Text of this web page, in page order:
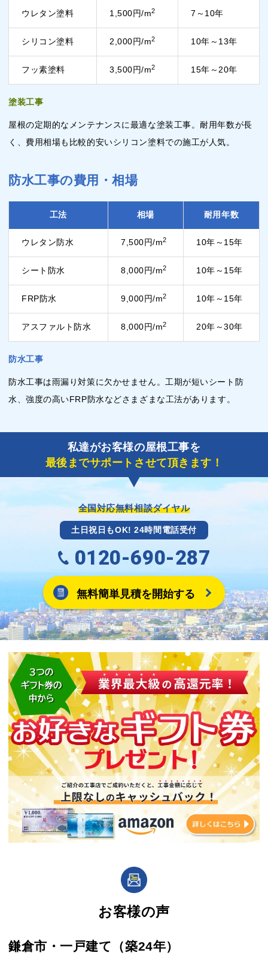
ウレタン塗料 1,500円/m2 7～10年
シリコン塗料 2,000円/m2 10年～13年
フッ素塗料 3,500円/m2 15年～20年
塗装工事
屋根の定期的なメンテナンスに最適な塗装工事。耐用年数が長
く、費用相場も比較的安いシリコン塗料での施工が人気。
防水工事の費用・相場
工法 相場 耐用年数
ウレタン防水 7,500円/m2 10年～15年
シート防水 8,000円/m2 10年～15年
FRP防水 9,000円/m2 10年～15年
アスファルト防水 8,000円/m2 20年～30年
防水工事
防水工事は雨漏り対策に欠かせません。工期が短いシート防
水、強度の高いFRP防水などさまざまな工法があります。
私達がお客様の屋根工事を
最後までサポートさせて頂きます！
全国対応無料相談ダイヤル
土日祝日もOK! 24時間電話受付
0120-690-287
無料簡単見積を開始する
お客様の声
鎌倉市・一戸建て（築24年）